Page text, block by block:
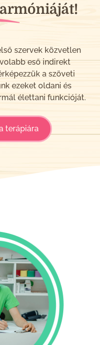
szervek közvetlen
eső indirekt
a szöveti
ezeket oldani és
élettani funkcióját.
terápiára